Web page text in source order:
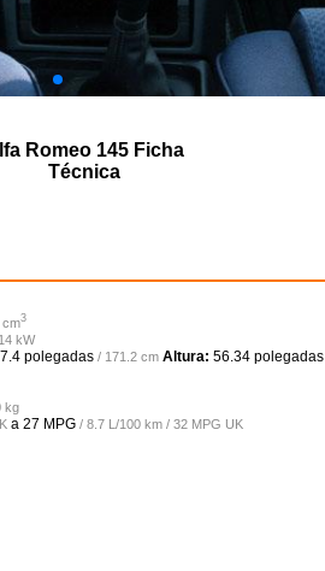
Romeo 145 Ficha
Técnica
cm3
kW
polegadas / 171.2 cm Altura: 56.34 polegadas
kg
a 27 MPG / 8.7 L/100 km / 32 MPG UK